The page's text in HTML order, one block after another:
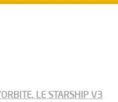
LE STARSHIP V3